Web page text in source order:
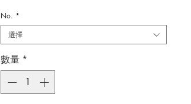
及為什麼天主教徒如此相信。
好奇與疑惑是理解及對話的起點，讓問題引領
我們前進，在聖神的光照下逐步了解天主的啟
示、基督的真理，深刻體會愛的福音，以實際
行動活出信德、愛德與望德。
No. *
選擇
數量 *